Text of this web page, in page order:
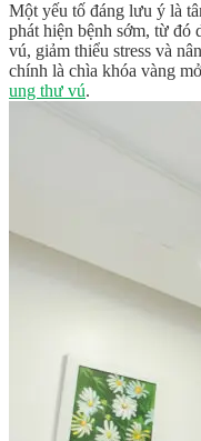
Một yếu tố đáng lưu ý là
phát hiện bệnh sớm, từ đó
vú, giảm thiểu stress và
chính là chìa khóa vàng
ung thư vú.